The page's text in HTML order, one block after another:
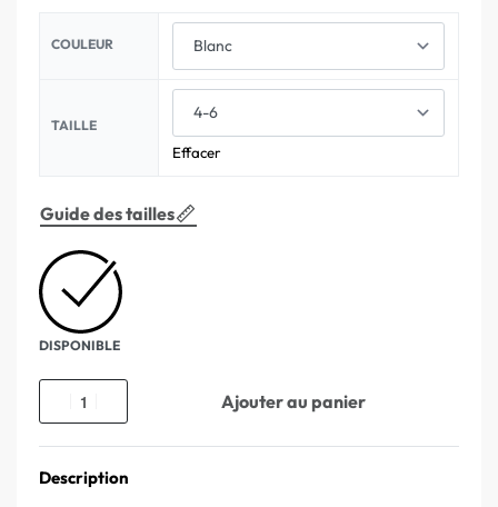
COULEUR
TAILLE
Effacer
Guide des tailles
DISPONIBLE
Ajouter au panier
Description